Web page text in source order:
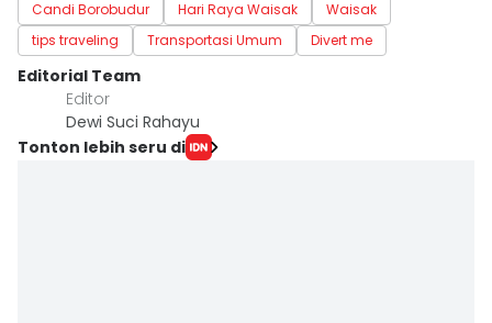
Candi Borobudur Hari Raya Waisak
Waisak
tips traveling
Transportasi Umum Divert me
Editorial Team
Editor
Dewi Suci Rahayu
Tonton lebih seru di